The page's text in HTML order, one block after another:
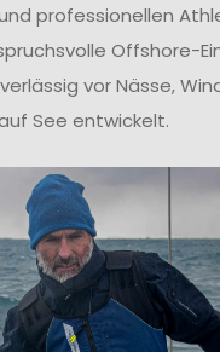
professionellen
Offshore-
vor Nässe,
See entwickelt.